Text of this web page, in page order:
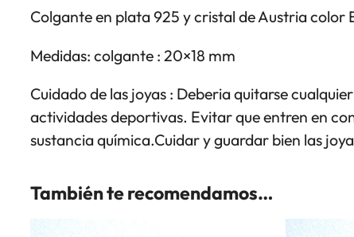
Colgante en plata 925 y cristal de Austria color
Medidas: colgante : 20×18 mm
Cuidado de las joyas : Deberia quitarse
actividades deportivas. Evitar que entren en
sustancia química.Cuidar y guardar bien las
También te recomendamos…